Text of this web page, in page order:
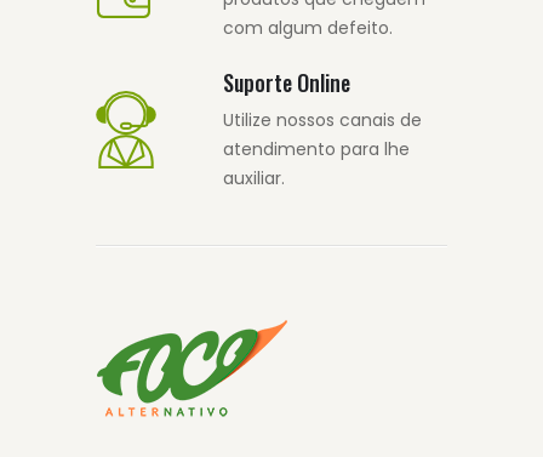
com algum defeito.
Suporte Online
Utilize nossos canais de
atendimento para lhe
auxiliar.